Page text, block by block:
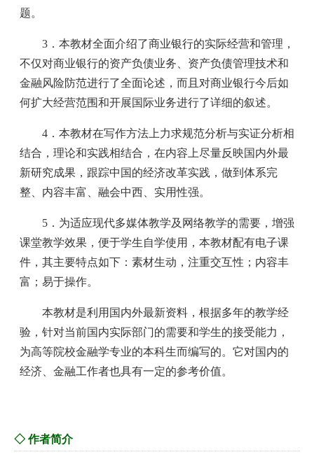
题。
3．本教材全面介绍了商业银行的实际经营和管理，
不仅对商业银行的资产负债业务、资产负债管理技术和
金融风险防范进行了全面论述，而且对商业银行今后如
何扩大经营范围和开展国际业务进行了详细的叙述。
4．本教材在写作方法上力求规范分析与实证分析相
结合，理论和实践相结合，在内容上尽量反映国内外最
新研究成果，跟踪中国的经济改革实践，做到体系完
整、内容丰富、融会中西、实用性强。
5．为适应现代多媒体教学及网络教学的需要，增强
课堂教学效果，便于学生自学使用，本教材配有电子课
件，其主要特点如下：素材生动，注重交互性；内容丰
富；易于操作。
本教材是利用国内外最新资料，根据多年的教学经
验，针对当前国内实际部门的需要和学生的接受能力，
为高等院校金融学专业的本科生而编写的。它对国内的
经济、金融工作者也具有一定的参考价值。
◇ 作者简介